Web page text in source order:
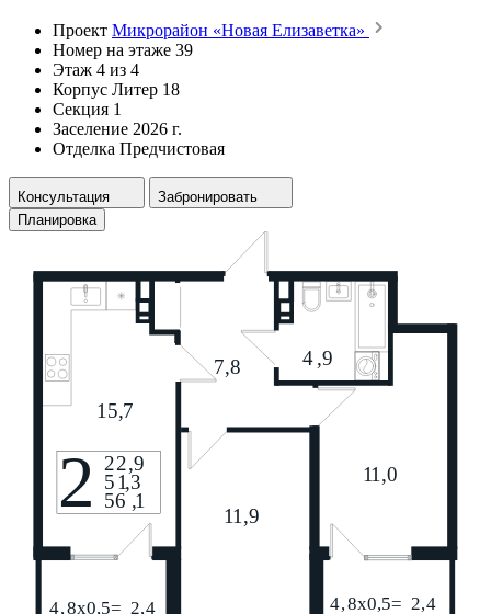
Проект Микрорайон «Новая Елизаветка»
Номер на этаже 39
Этаж 4 из 4
Корпус Литер 18
Секция 1
Заселение 2026 г.
Отделка Предчистовая
Консультация
Забронировать
Планировка